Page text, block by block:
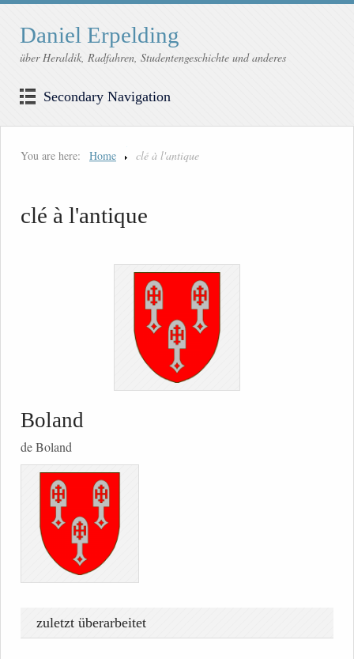
Daniel Erpelding
über Heraldik, Radfahren, Studentengeschichte und anderes
Secondary Navigation
You are here: Home clé à l'antique
clé à l'antique
Boland
de Boland
zuletzt überarbeitet